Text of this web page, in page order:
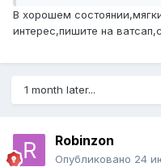
В хорошем
интерес,пишите на
1 month later...
Robinzon
Опубликовано 24